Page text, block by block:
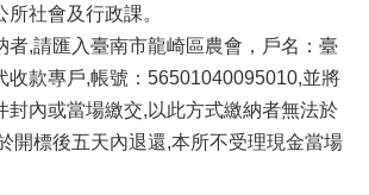
社會及行政課。
者,請匯入臺南市龍崎區農會，戶名：臺
收款專戶,帳號：56501040095010,並將
封內或當場繳交,以此方式繳納者無法於
開標後五天內退還,本所不受理現金當場